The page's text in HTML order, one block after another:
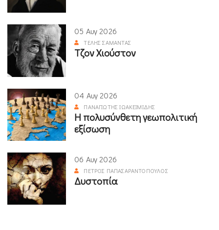
05 Αυγ 2026
ΤΈΛΗΣ ΣΑΜΑΝΤΆΣ
Τζον Χιούστον
04 Αυγ 2026
ΠΑΝΑΓΙΏΤΗΣ ΙΩΑΚΕΙΜΊΔΗΣ
Η πολυσύνθετη γεωπολιτική
εξίσωση
06 Αυγ 2026
ΠΈΤΡΟΣ ΠΑΠΑΣΑΡΑΝΤΌΠΟΥΛΟΣ
Δυστοπία